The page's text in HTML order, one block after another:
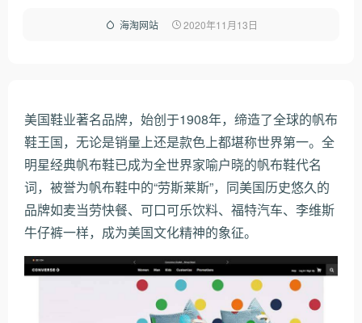
海淘网站 2020年11月13日
美国鞋业著名品牌，始创于1908年，缔造了全球的帆布
鞋王国，无论是销量上还是款色上都堪称世界第一。全
明星经典帆布鞋已成为全世界家喻户晓的帆布鞋代名
词，被誉为帆布鞋中的“劳斯莱斯”，同美国历史悠久的
品牌如麦当劳快餐、可口可乐饮料、福特汽车、李维斯
牛仔裤一样，成为美国文化精神的象征。